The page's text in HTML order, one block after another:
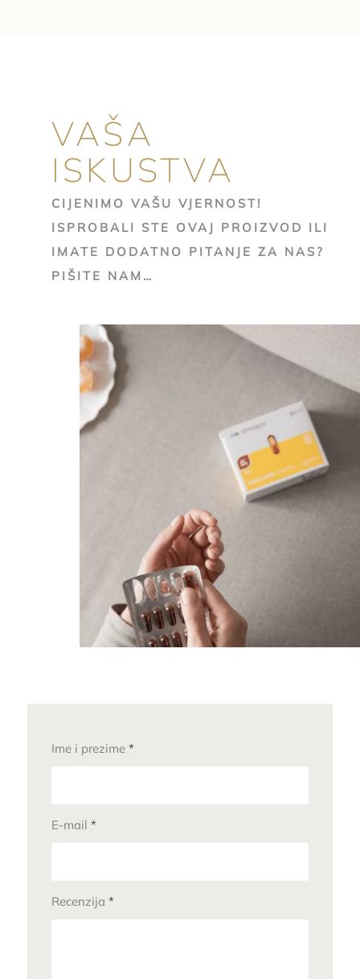
VAŠA
ISKUSTVA
CIJENIMO VAŠU VJERNOST!
ISPROBALI STE OVAJ PROIZVOD ILI
IMATE DODATNO PITANJE ZA NAS?
PIŠITE NAM…
Ime i prezime *
E-mail *
Recenzija *